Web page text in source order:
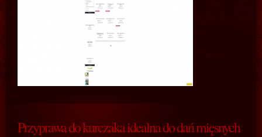
Przyprawa do kurczaka idealna do dań mięsnych